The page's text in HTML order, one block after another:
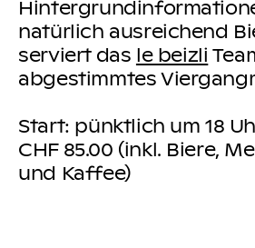
natürlich ausreichend
serviert das le beizli
abgestimmtes
Start: pünktlich um 18
CHF 85.00 (inkl. Biere,
und Kaffee)